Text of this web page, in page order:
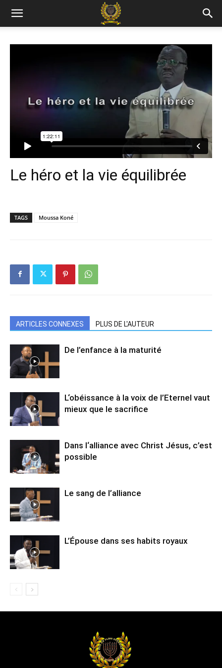
Le héro et la vie équilibrée
TAGS Moussa Koné
ARTICLES CONNEXES PLUS DE L'AUTEUR
De l’enfance à la maturité
L‘obéissance à la voix de l’Eternel vaut
mieux que le sacrifice
Dans l‘alliance avec Christ Jésus, c’est
possible
Le sang de l’alliance
L’Épouse dans ses habits royaux